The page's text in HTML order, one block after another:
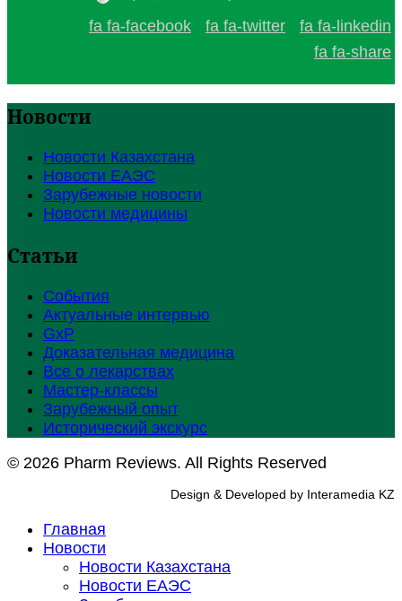
fa fa-facebook fa fa-twitter
fa fa-linkedin
fa fa-share
Новости
Новости Казахстана
Новости ЕАЭС
Зарубежные новости
Новости медицины
Статьи
События
Актуальные интервью
GxP
Доказательная медицина
Все о лекарствах
Мастер-классы
Зарубежный опыт
Исторический экскурс
© 2026 Pharm Reviews. All Rights Reserved
Design & Developed by Interamedia KZ
Главная
Новости
Новости Казахстана
Новости ЕАЭС